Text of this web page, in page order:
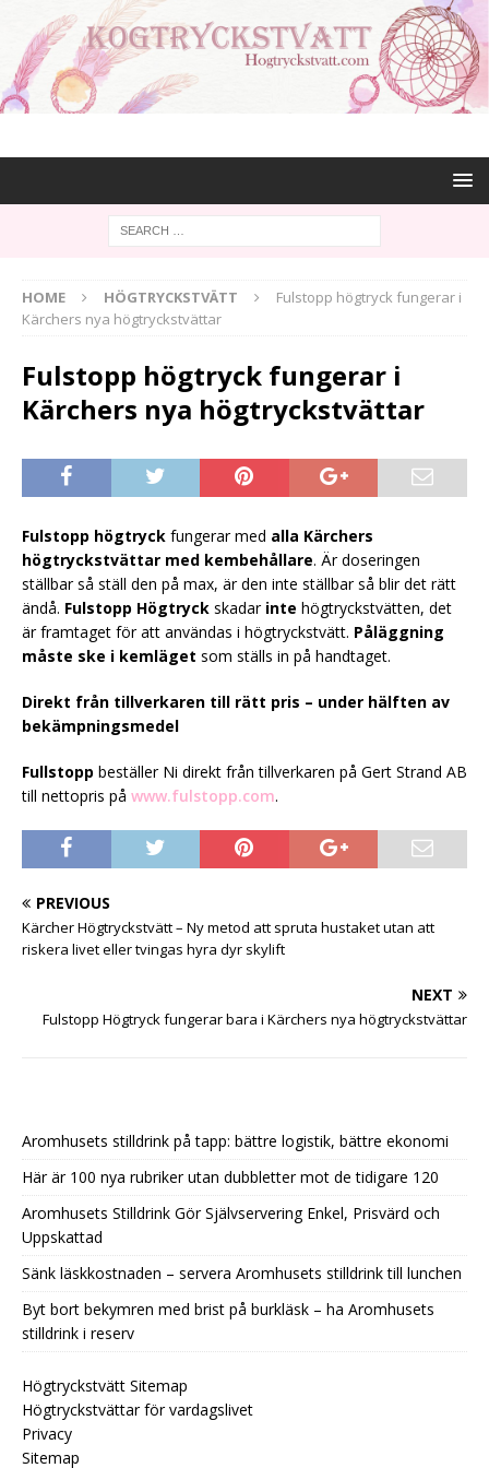
HOME HÖGTRYCKSTVÄTT
Fulstopp högtryck fungerar i
Kärchers nya högtryckstvättar
Fulstopp högtryck fungerar i
Kärchers nya högtryckstvättar
Fulstopp högtryck fungerar med alla Kärchers
högtryckstvättar med kembehållare. Är doseringen
ställbar så ställ den på max, är den inte ställbar så blir det rätt
ändå. Fulstopp Högtryck skadar inte högtryckstvätten, det
är framtaget för att användas i högtryckstvätt. Påläggning
måste ske i kemläget som ställs in på handtaget.
Direkt från tillverkaren till rätt pris – under hälften av
bekämpningsmedel
Fullstopp beställer Ni direkt från tillverkaren på Gert Strand AB
till nettopris på www.fulstopp.com.
PREVIOUS
Kärcher Högtryckstvätt – Ny metod att spruta hustaket utan att
riskera livet eller tvingas hyra dyr skylift
NEXT
Fulstopp Högtryck fungerar bara i Kärchers nya högtryckstvättar
Aromhusets stilldrink på tapp: bättre logistik, bättre ekonomi
Här är 100 nya rubriker utan dubbletter mot de tidigare 120
Aromhusets Stilldrink Gör Självservering Enkel, Prisvärd och
Uppskattad
Sänk läskkostnaden – servera Aromhusets stilldrink till lunchen
Byt bort bekymren med brist på burkläsk – ha Aromhusets
stilldrink i reserv
Högtryckstvätt Sitemap
Högtryckstvättar för vardagslivet
Privacy
Sitemap